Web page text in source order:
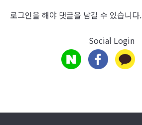
로그인을 해야 댓글을 남길 수 있습니다.
Social Login